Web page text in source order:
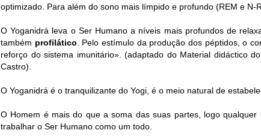
optimizado. Para além do sono mais límpido e profundo (REM e N-
O Yoganidrá leva o Ser Humano a níveis mais profundos de
também profilático . Pelo estímulo da produção dos péptidos, o
reforço do sistema imunitário». (adaptado do Material didáctico
Castro).
O Yoganidrá é o tranquilizante do Yogi, é o meio natural de
O Homem é mais do que a soma das suas partes, logo
trabalhar o Ser Humano como um todo.